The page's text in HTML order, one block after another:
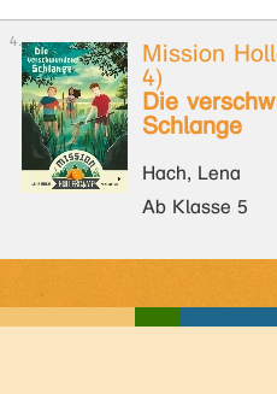
Mission
4)
Die
Schlange
Hach, Lena
Ab Klasse 5